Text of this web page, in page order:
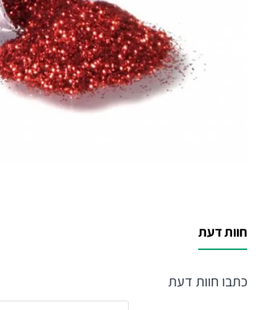
חוות דעת
כתבו חוות דעת